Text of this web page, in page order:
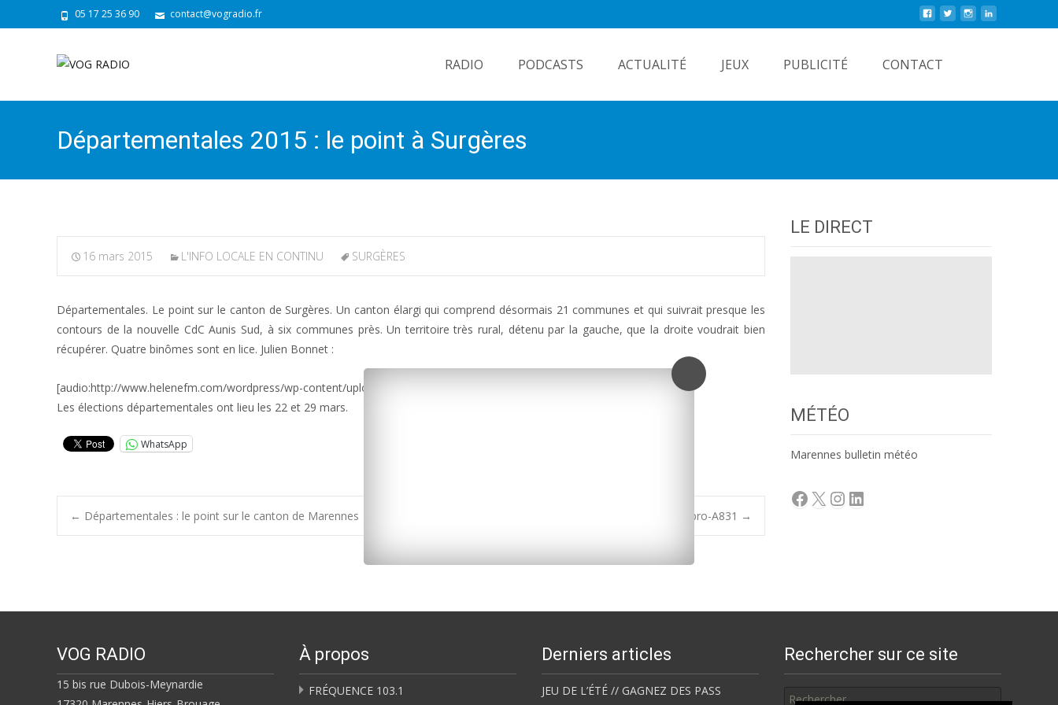
05 17 25 36 90 contact@vogradio.fr
RADIO PODCASTS ACTUALITÉ JEUX PUBLICITÉ CONTACT
Départementales 2015 : le point à Surgères
16 mars 2015 L'INFO LOCALE EN CONTINU SURGÈRES
Départementales. Le point sur le canton de Surgères. Un canton élargi qui comprend désormais 21 communes et qui suivrait presque les
contours de la nouvelle CdC Aunis Sud, à six communes près. Un territoire très rural, détenu par la gauche, que la droite voudrait bien
récupérer. Quatre binômes sont en lice. Julien Bonnet :
[audio:http://www.helenefm.com/wordpress/wp-content/uploads/2015/03/Canton-surgeres-JB1.mp3]
Les élections départementales ont lieu les 22 et 29 mars.
WhatsApp
Post
← Départementales : le point sur le canton de Marennes La Rochelle bloquée le 26 mars par les pro-A831 →
LE DIRECT
MÉTÉO
Marennes bulletin météo
Facebook
X Instagram
LinkedIn
VOG RADIO
15 bis rue Dubois-Meynardie
À propos
FRÉQUENCE 103.1
Derniers articles
JEU DE L’ÉTÉ // GAGNEZ DES PASS
Rechercher sur ce site